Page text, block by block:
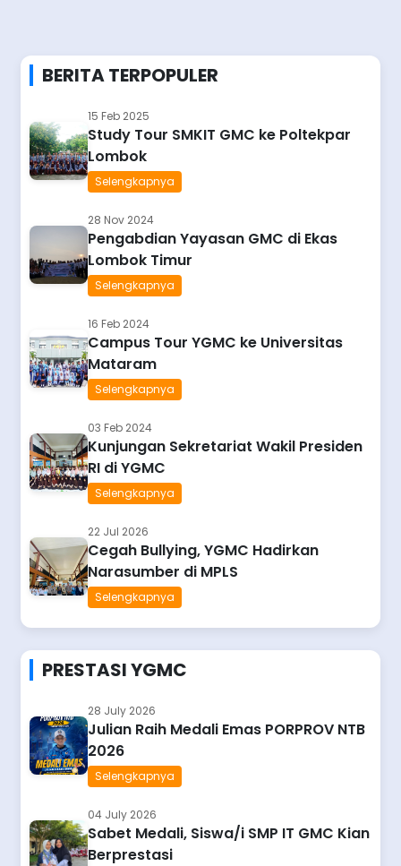
BERITA TERPOPULER
15 Feb 2025
Study Tour SMKIT GMC ke Poltekpar
Lombok
Selengkapnya
28 Nov 2024
Pengabdian Yayasan GMC di Ekas
Lombok Timur
Selengkapnya
16 Feb 2024
Campus Tour YGMC ke Universitas
Mataram
Selengkapnya
03 Feb 2024
Kunjungan Sekretariat Wakil Presiden
RI di YGMC
Selengkapnya
22 Jul 2026
Cegah Bullying, YGMC Hadirkan
Narasumber di MPLS
Selengkapnya
PRESTASI YGMC
28 July 2026
Julian Raih Medali Emas PORPROV NTB
2026
Selengkapnya
04 July 2026
Sabet Medali, Siswa/i SMP IT GMC Kian
Berprestasi